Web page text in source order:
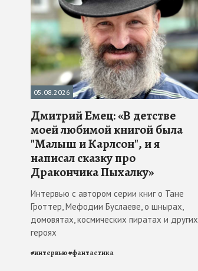
05.08.2026
Дмитрий Емец: «В детстве
моей любимой книгой была
"Малыш и Карлсон", и я
написал сказку про
Дракончика Пыхалку»
Интервью с автором серии книг о Тане
Гроттер, Мефодии Буслаеве, о шнырах,
домовятах, космических пиратах и других
героях
#интервью#фантастика